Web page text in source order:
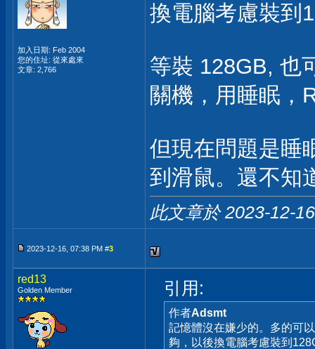
加入日期: Feb 2004
您的住址: 從來處來
文章: 2,766
換電腦考慮裝到
等裝 128GB, 也
關機，用睡眠，
但現在問題是睡
到滑鼠。還不知
此文章於 2023-12-
2023-12-16, 07:38 PM #3
red13
Golden Member 引用:
作者Adsmt
記憶體沒在嫌少的。多的可
夠，以後換電腦考慮裝到